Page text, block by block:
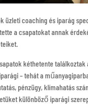
üzleti coaching és iparág
a csapatokat annak
kéthetente
– tehát a
pénzügy, klímahatás
különböző iparági